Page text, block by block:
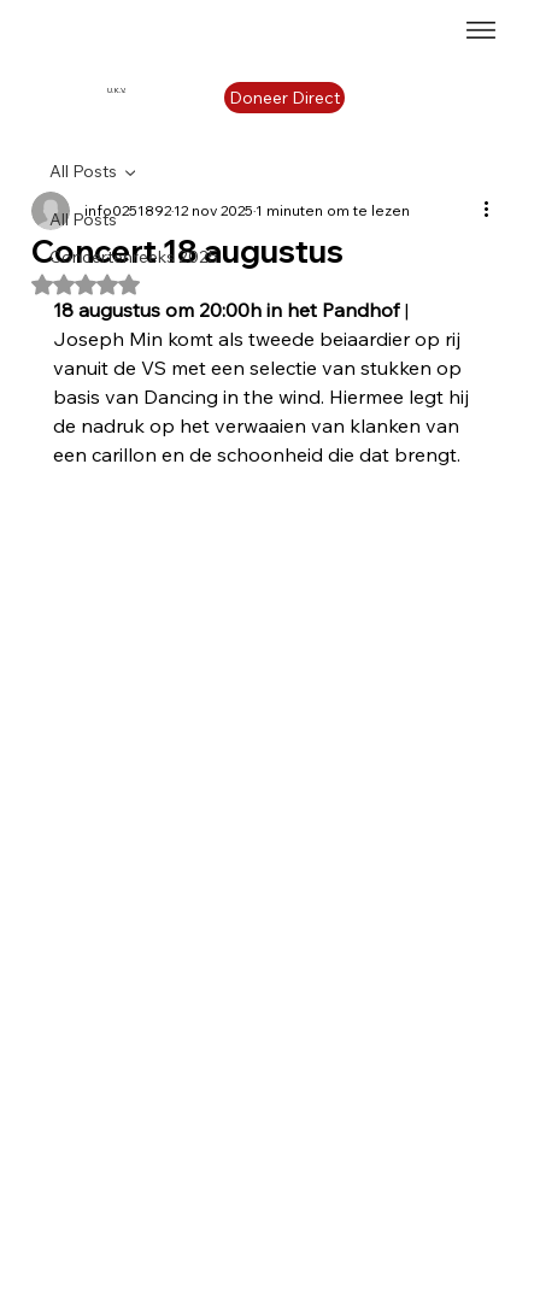
U.K.V. Doneer Direct
All Posts
Concertenreeks 2025
All Posts
Concert 18 augustus
info025189212 nov 20251 minuten om te lezen
Beoordeeld met NaN uit 5 sterren.
18 augustus om 20:00h in het Pandhof |
Joseph Min komt als tweede beiaardier op rij
vanuit de VS met een selectie van stukken op
basis van Dancing in the wind. Hiermee legt hij
de nadruk op het verwaaien van klanken van
een carillon en de schoonheid die dat brengt.